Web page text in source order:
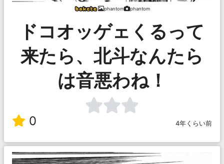
phantom phantom
ドコオッゲェくるって
来たら、北斗なんたら
は音悪わね！
0 4年くらい前